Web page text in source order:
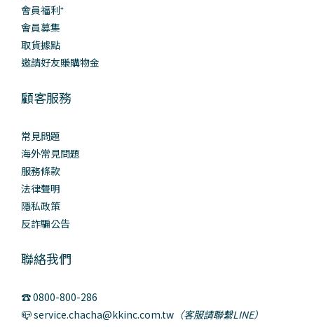
會員福利⁺
會員募集
取貨據點
邀請好友賺購物金
顧客服務
常見問題
海外常見問題
服務條款
法律聲明
隱私政策
反詐騙公告
聯絡我們
☎️ 0800-800-286
📪 service.chacha@kkinc.com.tw （客服請聯繫LINE）